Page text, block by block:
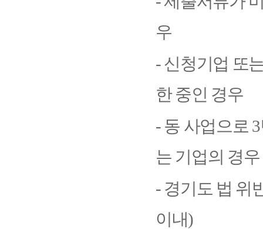
우
-신청기업 또
한 중인 경우
- 동 사업으로 3
는 기업의 경우
- 경기도 법 위
이내)